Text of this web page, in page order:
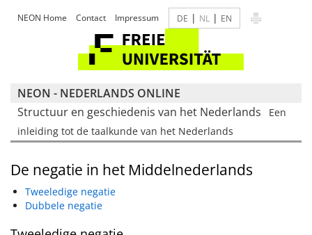
NEON Home Contact Impressum DE | NL | EN
NEON - NEDERLANDS ONLINE
Structuur en geschiedenis van het Nederlands
Een
inleiding tot de taalkunde van het Nederlands
De negatie in het Middelnederlands
Tweeledige negatie
Dubbele negatie